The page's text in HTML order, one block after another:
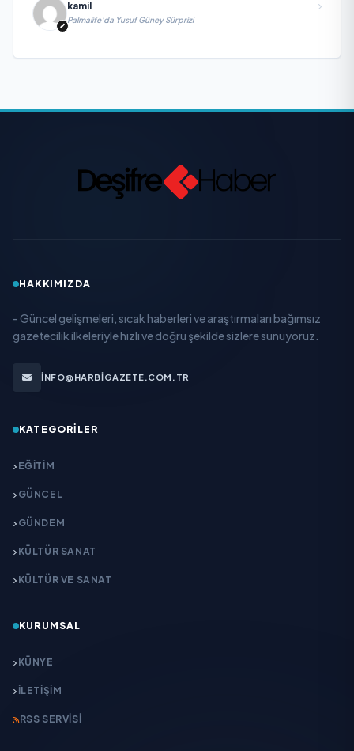
kamil
Palmalife’da Yusuf Güney Sürprizi
HAKKIMIZDA
- Güncel gelişmeleri, sıcak haberleri ve araştırmaları bağımsız
gazetecilik ilkeleriyle hızlı ve doğru şekilde sizlere sunuyoruz.
INFO@HARBIGAZETE.COM.TR
KATEGORILER
EĞITIM
GÜNCEL
GÜNDEM
KÜLTÜR SANAT
KÜLTÜR VE SANAT
KURUMSAL
KÜNYE
İLETIŞIM
RSS SERVISI